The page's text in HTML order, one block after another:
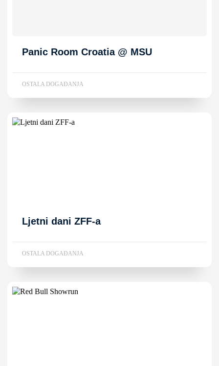
Panic Room Croatia @ MSU
OSTALA DOGAĐANJA
Ljetni dani ZFF-a
OSTALA DOGAĐANJA